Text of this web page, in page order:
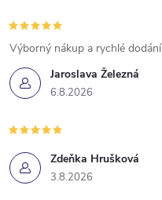
Jaroslava Železná
6.8.2026
Výborný nákup a rychlé dodání
Zdeňka Hrušková
3.8.2026